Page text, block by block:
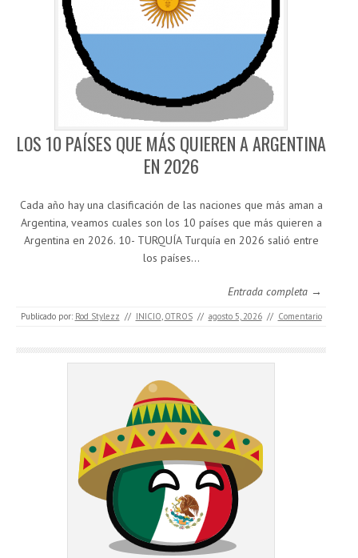
LOS 10 PAÍSES QUE MÁS QUIEREN A ARGENTINA
EN 2026
Cada año hay una clasificación de las naciones que más aman a
Argentina, veamos cuales son los 10 países que más quieren a
Argentina en 2026. 10- TURQUÍA Turquía en 2026 salió entre
los países…
Entrada completa →
Publicado por: Rod Stylezz // INICIO, OTROS // agosto 5, 2026 // Comentario